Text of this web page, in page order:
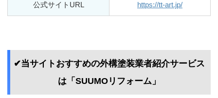
公式サイトURL https://tt-art.jp/
✔当サイトおすすめの外構塗装業者紹介サービス
は「SUUMOリフォーム」